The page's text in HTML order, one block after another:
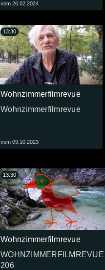
vom 26.02.2024
Wohnzimmerfilmrevue
Wohnzimmerfilmrevue
vom 09.10.2023
13:30
Wohnzimmerfilmrevue
WOHNZIMMERFILMREVUE
206
13:30